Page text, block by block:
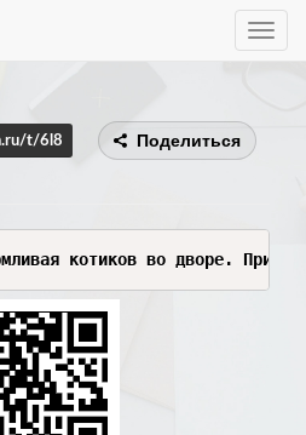
Toggle
t/6l8 Поделиться
котиков во дворе. При